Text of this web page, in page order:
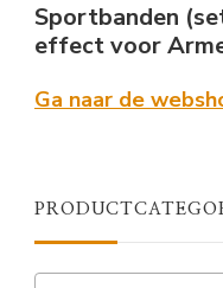
Sportbanden
effect voor
Ga naar de